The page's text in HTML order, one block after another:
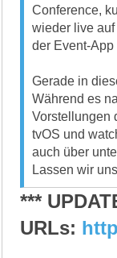
Conference,
wieder live
der Event-
Gerade in
Während es
Vorstellungen
tvOS und
auch über
Lassen wir
***
URLs: